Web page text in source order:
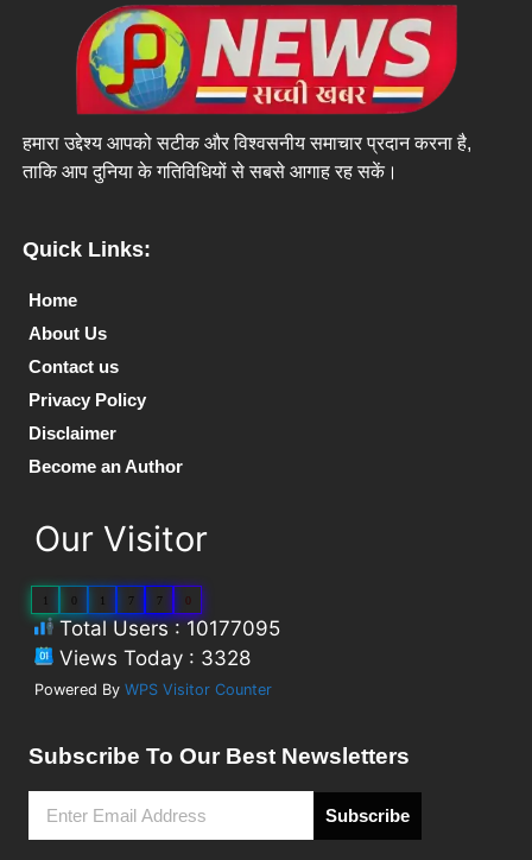
हमारा उद्देश्य आपको सटीक और विश्वसनीय समाचार प्रदान करना है,
ताकि आप दुनिया के गतिविधियों से सबसे आगाह रह सकें।
Quick Links:
Home
About Us
Contact us
Privacy Policy
Disclaimer
Become an Author
Our Visitor
1 1 7 7 0
Total Users : 10177095
Views Today : 3328
Powered By WPS Visitor Counter
Subscribe To Our Best Newsletters
Subscribe